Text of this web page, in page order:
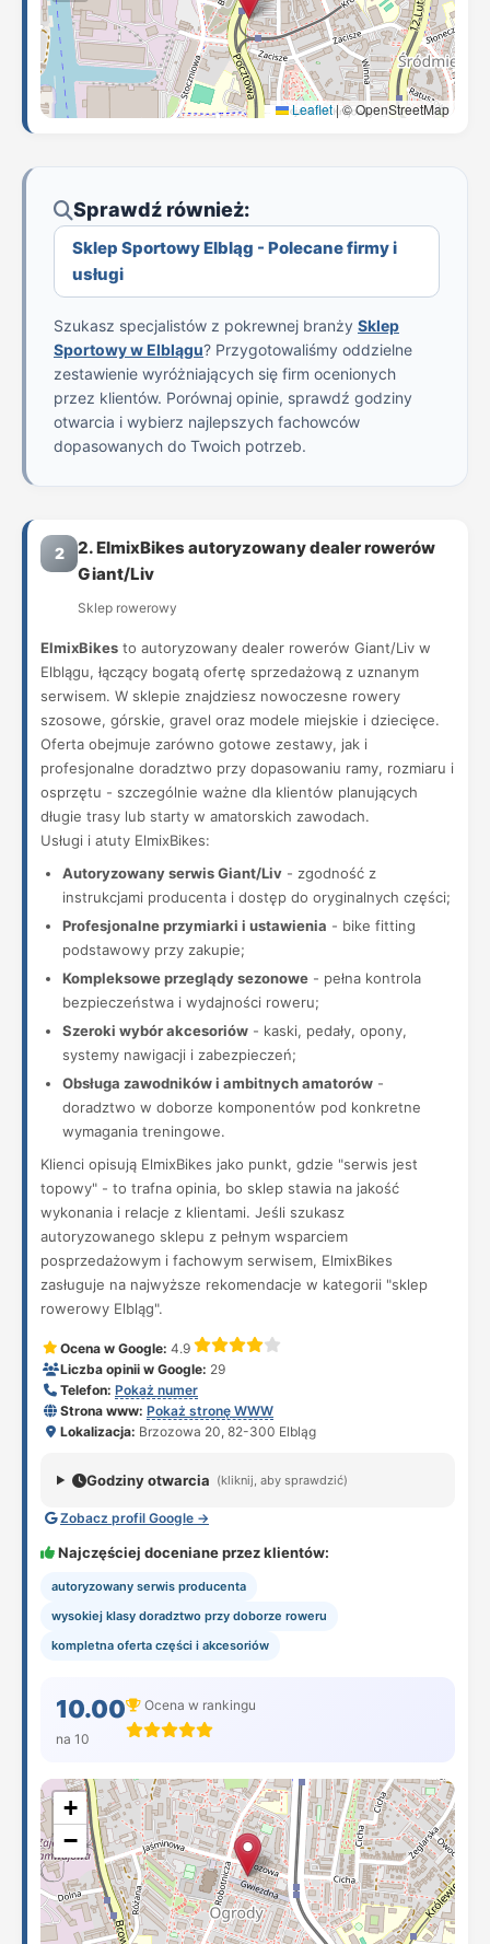
Leaflet|© OpenStreetMap
Sprawdź również:
Sklep Sportowy Elbląg - Polecane firmy i
usługi
Szukasz specjalistów z pokrewnej branży Sklep
Sportowy w Elblągu? Przygotowaliśmy oddzielne
zestawienie wyróżniających się firm ocenionych
przez klientów. Porównaj opinie, sprawdź godziny
otwarcia i wybierz najlepszych fachowców
dopasowanych do Twoich potrzeb.
2
2. ElmixBikes autoryzowany dealer rowerów
Giant/Liv
Sklep rowerowy
ElmixBikes to autoryzowany dealer rowerów Giant/Liv w
Elblągu, łączący bogatą ofertę sprzedażową z uznanym
serwisem. W sklepie znajdziesz nowoczesne rowery
szosowe, górskie, gravel oraz modele miejskie i dziecięce.
Oferta obejmuje zarówno gotowe zestawy, jak i
profesjonalne doradztwo przy dopasowaniu ramy, rozmiaru i
osprzętu - szczególnie ważne dla klientów planujących
długie trasy lub starty w amatorskich zawodach.
Usługi i atuty ElmixBikes:
Autoryzowany serwis Giant/Liv - zgodność z
instrukcjami producenta i dostęp do oryginalnych części;
Profesjonalne przymiarki i ustawienia - bike fitting
podstawowy przy zakupie;
Kompleksowe przeglądy sezonowe - pełna kontrola
bezpieczeństwa i wydajności roweru;
Szeroki wybór akcesoriów - kaski, pedały, opony,
systemy nawigacji i zabezpieczeń;
Obsługa zawodników i ambitnych amatorów -
doradztwo w doborze komponentów pod konkretne
wymagania treningowe.
Klienci opisują ElmixBikes jako punkt, gdzie "serwis jest
topowy" - to trafna opinia, bo sklep stawia na jakość
wykonania i relacje z klientami. Jeśli szukasz
autoryzowanego sklepu z pełnym wsparciem
posprzedażowym i fachowym serwisem, ElmixBikes
zasługuje na najwyższe rekomendacje w kategorii "sklep
rowerowy Elbląg".
Ocena w Google: 4.9
Liczba opinii w Google: 29
Telefon: Pokaż numer
Strona www: Pokaż stronę WWW
Lokalizacja: Brzozowa 20, 82-300 Elbląg
Godziny otwarcia (kliknij, aby sprawdzić)
Zobacz profil Google →
Najczęściej doceniane przez klientów:
autoryzowany serwis producenta
wysokiej klasy doradztwo przy doborze roweru
kompletna oferta części i akcesoriów
10.00
na 10
Ocena w rankingu
+
−